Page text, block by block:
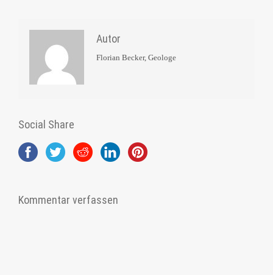
Autor
Florian Becker, Geologe
Social Share
Kommentar verfassen